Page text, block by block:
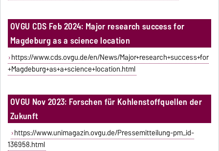
OVGU CDS Feb 2024: Major research success for
Magdeburg as a science location
https://www.cds.ovgu.de/en/News/Major+research+success+for
+Magdeburg+as+a+science+location.html
OVGU Nov 2023: Forschen für Kohlenstoffquellen der
Zukunft
https://www.unimagazin.ovgu.de/Pressemitteilung-pm_id-
136958.html